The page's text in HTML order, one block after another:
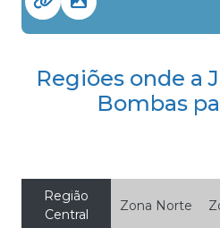
Regiões onde a
Bombas
Região
Central
Zona Norte